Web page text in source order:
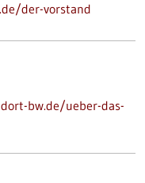
der-vorstand
bw.de/ueber-das-